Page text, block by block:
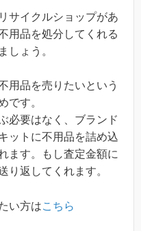
サイクルショップがあ
用品を処分してくれる
しょう。
用品を売りたいという
です。
必要はなく、ブランド
ットに不用品を詰め込
ます。もし査定金額に
り返してくれます。
い方はこちら